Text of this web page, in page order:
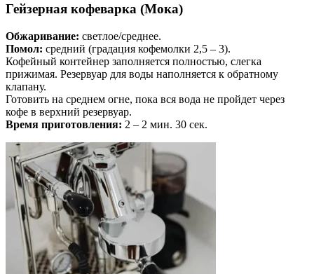
Гейзерная кофеварка (Мока)
Обжаривание: светлое/среднее.
Помол: средний (градация кофемолки 2,5 – 3).
Кофейный контейнер заполняется полностью, слегка
прижимая. Резервуар для воды наполняется к обратному
клапану.
Готовить на среднем огне, пока вся вода не пройдет через
кофе в верхний резервуар.
Время приготовления: 2 – 2 мин. 30 сек.